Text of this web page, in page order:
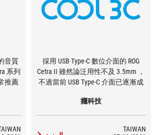
採用 USB Type-C 數位介面的 ROG
Cetra II 雖然論泛用性不及 3.5mm ，
不過當前 USB Type-C 介面已逐漸成
式即可隨插即用並支援環境降噪功
能，加上調音又是針對遊戲最佳
癮科技
TAIWAN
音質
系列
推薦